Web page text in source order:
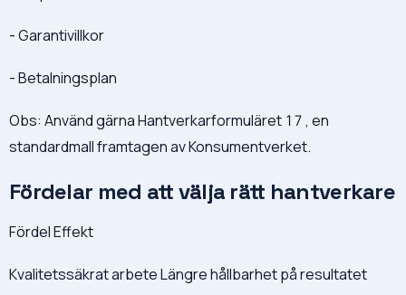
- Garantivillkor
- Betalningsplan
Obs: Använd gärna Hantverkarformuläret 17 , en
standardmall framtagen av Konsumentverket.
Fördelar med att välja rätt hantverkare
Fördel Effekt
Kvalitetssäkrat arbete Längre hållbarhet på resultatet